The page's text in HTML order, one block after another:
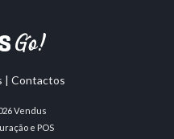
| Contactos
Vendus
e POS